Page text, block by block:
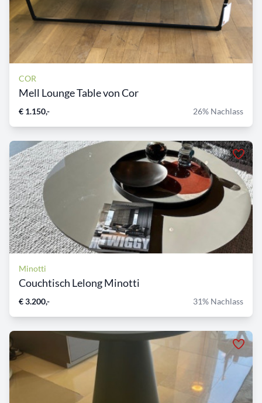
COR
Mell Lounge Table von Cor
€ 1.150,- 26% Nachlass
Minotti
Couchtisch Lelong Minotti
€ 3.200,- 31% Nachlass